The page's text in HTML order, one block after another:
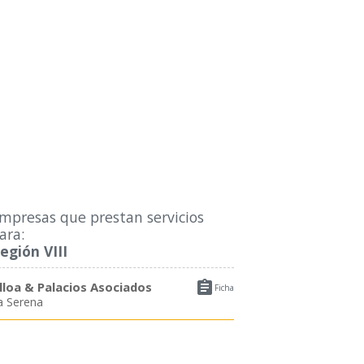
que prestan servicios
VIII
 Ficha
& Palacios Asociados
Serena